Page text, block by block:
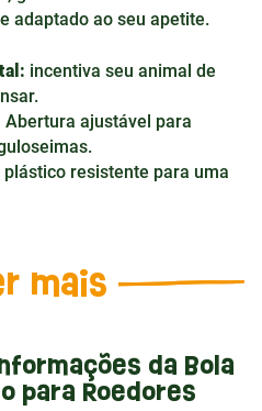
adaptado ao seu apetite.
incentiva seu animal de
Abertura ajustável para
plástico resistente para uma
mais
da Bola
para Roedores